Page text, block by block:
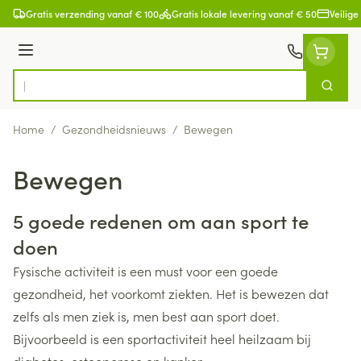
Ga naar de inhoud
Gratis verzending vanaf € 100 Gratis lokale levering vanaf € 50
Menu
Product, merk, categorie...
Zoek
Home / Gezondheidsnieuws / Bewegen
Bewegen
5 goede redenen om aan sport te
doen
Fysische activiteit is een must voor een goede
gezondheid, het voorkomt ziekten. Het is bewezen dat
zelfs als men ziek is, men best aan sport doet.
Bijvoorbeeld is een sportactiviteit heel heilzaam bij